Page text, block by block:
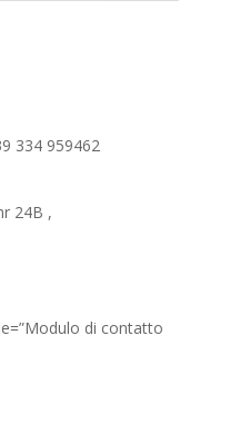
334 959462
24B ,
di contatto